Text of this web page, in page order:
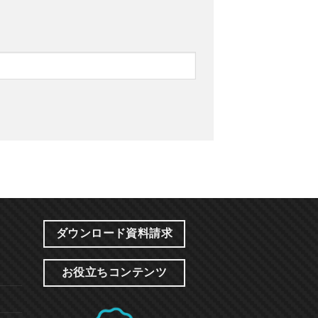
ダウンロード資料請求
お役立ちコンテンツ